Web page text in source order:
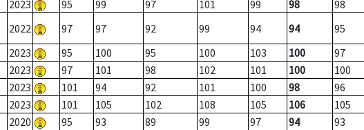
2023 95 99 97 101 99 98
98
2022 97 97 92 99 94 94
95
2023 95 100 95 100 103 100
97
2023 97 101 98 102 101 100
100
2023 101 94 92 101 100 98
96
2023 101 105 102 108 105 106
105
2020 95 93 89 99 97 94
93